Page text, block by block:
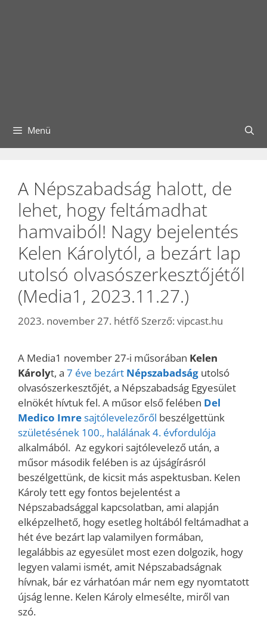
Menü
A Népszabadság halott, de
lehet, hogy feltámadhat
hamvaiból! Nagy bejelentés
Kelen Károlytól, a bezárt lap
utolsó olvasószerkesztőjétől
(Media1, 2023.11.27.)
2023. november 27. hétfő Szerző: vipcast.hu
A Media1 november 27-i műsorában Kelen
Károlyt, a 7 éve bezárt Népszabadság utolsó
olvasószerkesztőjét, a Népszabadság Egyesület
elnökét hívtuk fel. A műsor első felében Del
Medico Imresajtólevelezőről beszélgettünk
születésének 100., halálának 4. évfordulója
alkalmából. Az egykori sajtólevelező után, a
műsor második felében is az újságírásról
beszélgettünk, de kicsit más aspektusban. Kelen
Károly tett egy fontos bejelentést a
Népszabadsággal kapcsolatban, ami alapján
elképzelhető, hogy esetleg holtából feltámadhat a
hét éve bezárt lap valamilyen formában,
legalábbis az egyesület most ezen dolgozik, hogy
legyen valami ismét, amit Népszabadságnak
hívnak, bár ez várhatóan már nem egy nyomtatott
újság lenne. Kelen Károly elmesélte, miről van
szó.